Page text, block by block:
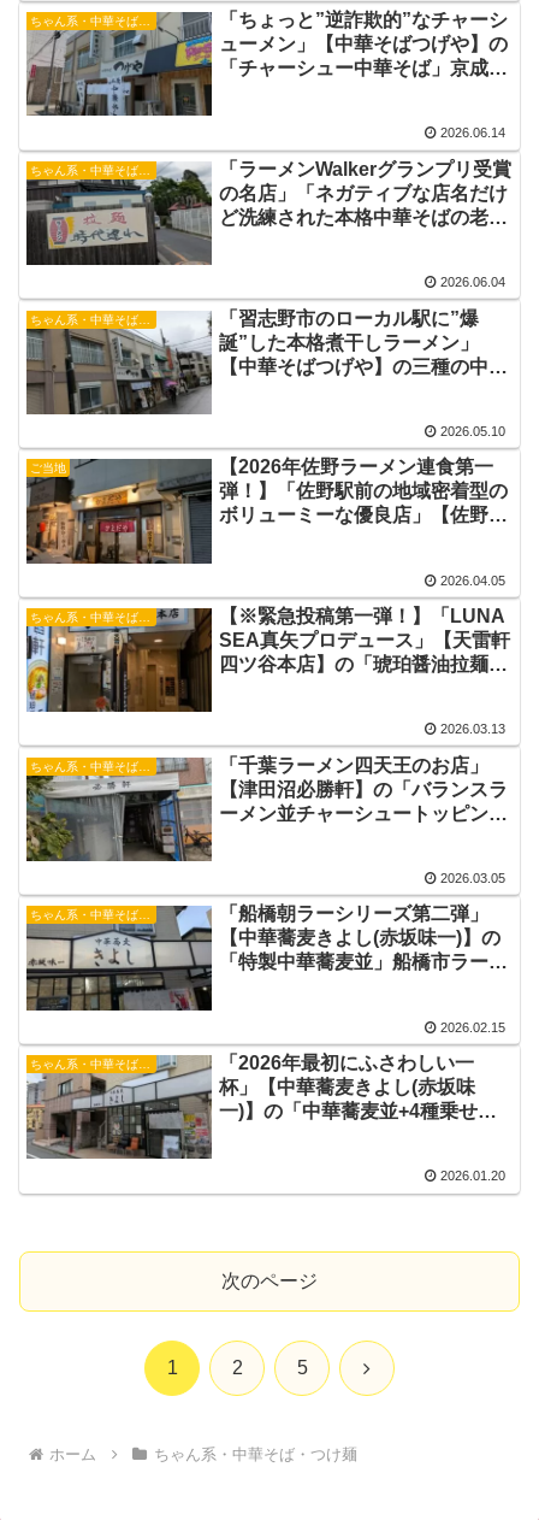
「ちょっと”逆詐欺的”なチャーシ
ューメン」【中華そばつげや】の
「チャーシュー中華そば」京成本
2026.06.14
「ラーメンWalkerグランプリ受賞
の名店」「ネガティブな店名だけ
ど洗練された本格中華そばの老舗
常総市中華そば 水海道駅ラーメ
ン
2026.06.04
「習志野市のローカル駅に”爆
誕”した本格煮干しラーメン」
【中華そばつげや】の三種の中華
2026.05.10
ご当地
【2026年佐野ラーメン連食第一
弾！】「佐野駅前の地域密着型の
ボリューミーな優良店」【佐野ラ
ラーメン 佐野市深夜営業ラーメ
ン店
2026.04.05
【※緊急投稿第一弾！】「LUNA
SEA真矢プロデュース」【天雷軒
四ツ谷本店】の「琥珀醤油拉麺全
2026.03.13
「千葉ラーメン四天王のお店」
【津田沼必勝軒】の「バランスラ
ーメン並チャーシュートッピン
2026.03.05
ちゃん系・中華そば・つけ麺
「船橋朝ラーシリーズ第二弾」
【中華蕎麦きよし(赤坂味一)】の
「特製中華蕎麦並」船橋市ラーメ
2026.02.15
「2026年最初にふさわしい一
杯」【中華蕎麦きよし(赤坂味
一)】の「中華蕎麦並+4種乗せ」
2026.01.20
次のページ
1 2 5 次
ホーム ちゃん系・中華そば・つけ麺